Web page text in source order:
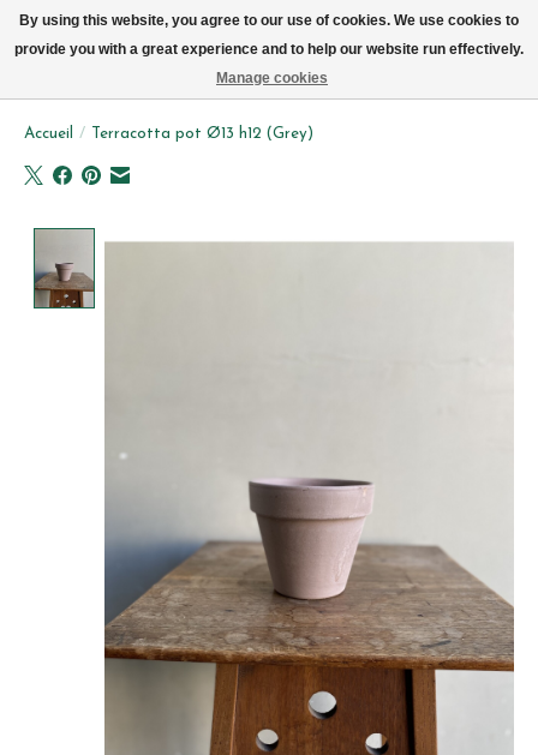
Accueil / Terracotta pot Ø13 h12 (Grey)
Product image slideshow Items
By using this website, you agree to our use of cookies. We use cookies to
provide you with a great experience and to help our website run effectively.
Manage cookies